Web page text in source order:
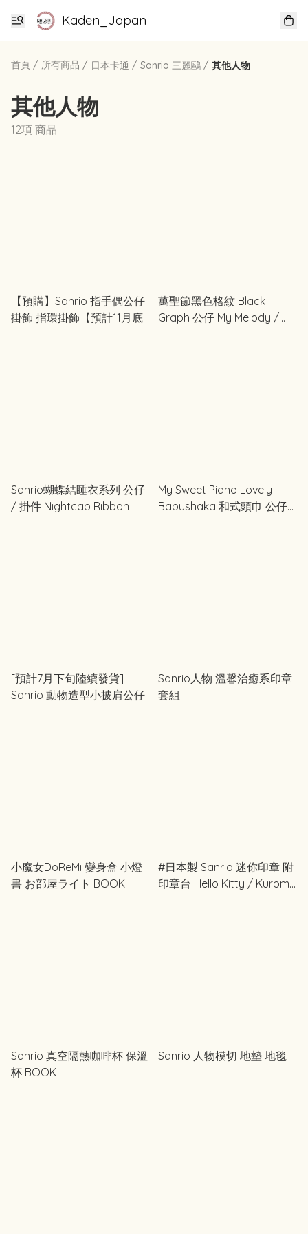
Kaden_Japan
首頁 / 所有商品 / 日本卡通 / Sanrio 三麗鷗 / 其他人物
其他人物
12項 商品
【預購】Sanrio 指手偶公仔
掛飾 指環掛飾【預計11月底
萬聖節黑色格紋 Black
Graph 公仔 My Melody /
Sanrio蝴蝶結睡衣系列 公仔
/ 掛件 Nightcap Ribbon
My Sweet Piano Lovely
Babushaka 和式頭巾 公仔/
[預計7月下旬陸續發貨]
Sanrio 動物造型小披肩公仔
Sanrio人物 溫馨治癒系印章
套組
小魔女DoReMi 變身盒 小燈
書 お部屋ライト BOOK
#日本製 Sanrio 迷你印章 附
印章台 Hello Kitty / Kuromi
Sanrio 真空隔熱咖啡杯 保溫
杯 BOOK
Sanrio 人物模切 地墊 地毯